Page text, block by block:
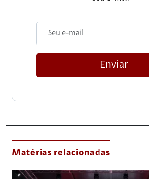
Enviar
Matérias relacionadas